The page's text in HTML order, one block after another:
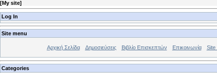
[My site]
Log In
Site menu
Αρχική Σελίδα Δημοσιεύσεις Βιβλίο Επισκεπτών Επικοινωνία Site
Categories